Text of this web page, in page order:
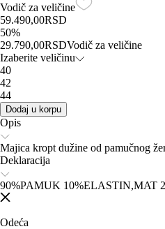
Vodič za veličine
59.490,00RSD
50%
29.790,00RSDVodič za veličine
Izaberite veličinu
40
42
44
Dodaj u korpu
Opis
Majica kropt dužine od pamučnog
Deklaracija
90%PAMUK 10%ELASTIN,MAT
Odeća